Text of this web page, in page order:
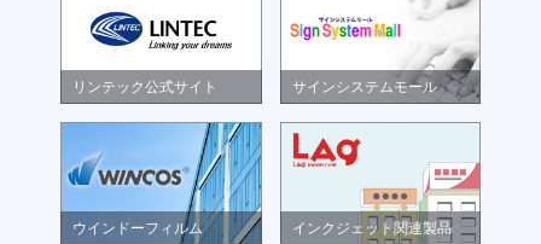
リンテック公式サイト サインシステムモール
ウインドーフィルム インクジェット関連製品